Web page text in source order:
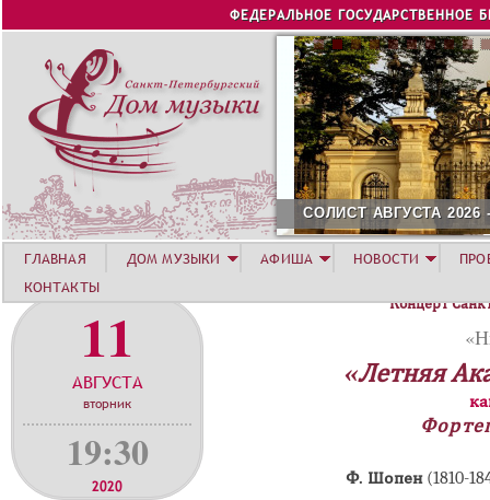
Jump to navigation
ФЕДЕРАЛЬНОЕ ГОСУДАРСТВЕННОЕ
СОЛИСТ АВГУСТА 2026
11
АВГУСТА
вторник
19:30
2020
Концерт
«Летняя
Ф. Шопен (1810-
ГЛАВНАЯ ДОМ МУЗЫКИ АФИША НОВОСТИ
КОНТАКТЫ